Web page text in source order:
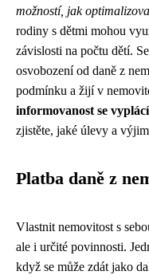
možností, jak
rodiny s dětmi mohou
závislosti na počtu dětí.
osvobození od daně z
podmínku a žijí v
informovanost se
zjistěte, jaké úlevy a
Platba daně z
Vlastnit nemovitost s
ale i určité povinnosti.
když se může zdát jako